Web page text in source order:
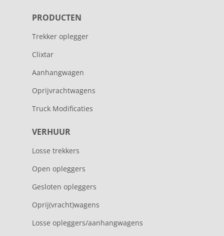
PRODUCTEN
Trekker oplegger
Clixtar
Aanhangwagen
Oprijvrachtwagens
Truck Modificaties
VERHUUR
Losse trekkers
Open opleggers
Gesloten opleggers
Oprij(vracht)wagens
Losse opleggers/aanhangwagens